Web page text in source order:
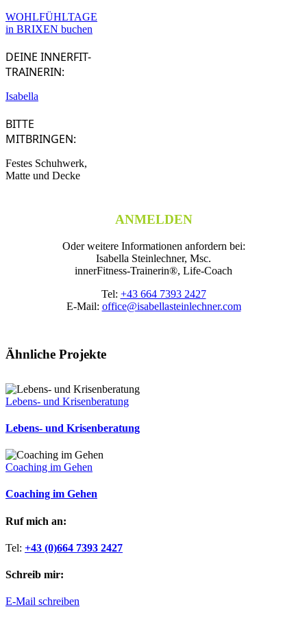
WOHLFÜHLTAGE
in BRIXEN buchen
DEINE INNERFIT-
TRAINERIN:
Isabella
BITTE
MITBRINGEN:
Festes Schuhwerk,
Matte und Decke
ANMELDEN
Oder weitere Informationen anfordern bei:
Isabella Steinlechner, Msc.
innerFitness-Trainerin®, Life-Coach
Tel: +43 664 7393 2427
E-Mail: office@isabellasteinlechner.com
Ähnliche Projekte
Lebens- und Krisenberatung
Lebens- und Krisenberatung
Coaching im Gehen
Coaching im Gehen
Ruf mich an:
Tel: +43 (0)664 7393 2427
Schreib mir:
E-Mail schreiben